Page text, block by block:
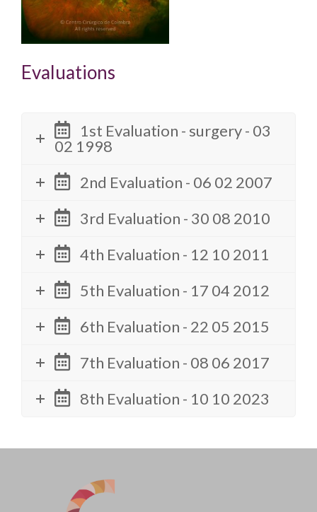
Evaluations
1st Evaluation - surgery - 03
02 1998
2nd Evaluation - 06 02 2007
3rd Evaluation - 30 08 2010
4th Evaluation - 12 10 2011
5th Evaluation - 17 04 2012
6th Evaluation - 22 05 2015
7th Evaluation - 08 06 2017
8th Evaluation - 10 10 2023